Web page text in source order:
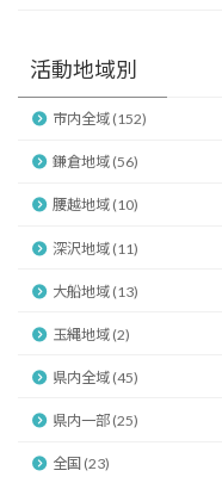
活動地域別
市内全域 (152)
鎌倉地域 (56)
腰越地域 (10)
深沢地域 (11)
大船地域 (13)
玉縄地域 (2)
県内全域 (45)
県内一部 (25)
全国 (23)